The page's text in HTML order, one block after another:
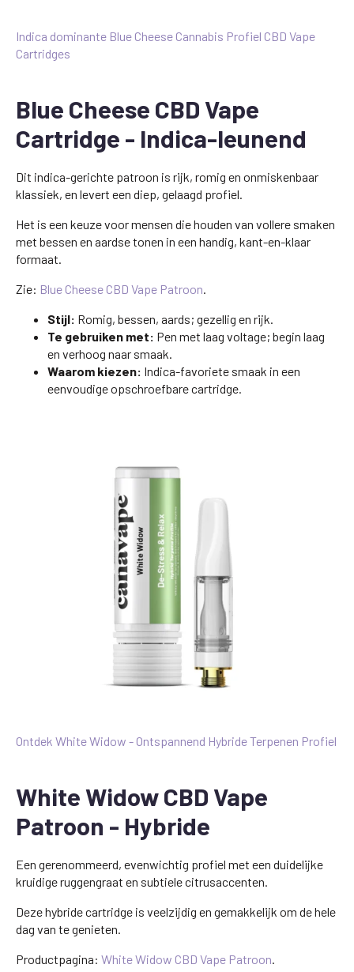
Indica dominante Blue Cheese Cannabis Profiel CBD Vape
Cartridges
Blue Cheese CBD Vape
Cartridge - Indica-leunend
Dit indica-gerichte patroon is rijk, romig en onmiskenbaar
klassiek, en levert een diep, gelaagd profiel.
Het is een keuze voor mensen die houden van vollere smaken
met bessen en aardse tonen in een handig, kant-en-klaar
formaat.
Zie: Blue Cheese CBD Vape Patroon.
Stijl: Romig, bessen, aards; gezellig en rijk.
Te gebruiken met: Pen met laag voltage; begin laag
en verhoog naar smaak.
Waarom kiezen: Indica-favoriete smaak in een
eenvoudige opschroefbare cartridge.
Ontdek White Widow - Ontspannend Hybride Terpenen Profiel
White Widow CBD Vape
Patroon - Hybride
Een gerenommeerd, evenwichtig profiel met een duidelijke
kruidige ruggengraat en subtiele citrusaccenten.
Deze hybride cartridge is veelzijdig en gemakkelijk om de hele
dag van te genieten.
Productpagina: White Widow CBD Vape Patroon.